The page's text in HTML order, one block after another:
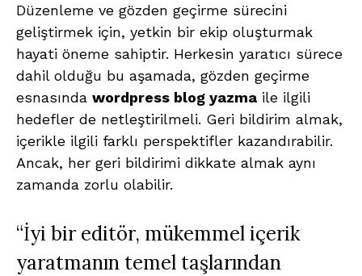
Düzenleme ve gözden geçirme sürecini
geliştirmek için, yetkin bir ekip oluşturmak
hayati öneme sahiptir. Herkesin yaratıcı sürece
dahil olduğu bu aşamada, gözden geçirme
esnasında wordpress blog yazma ile ilgili
hedefler de netleştirilmeli. Geri bildirim almak,
içerikle ilgili farklı perspektifler kazandırabilir.
Ancak, her geri bildirimi dikkate almak aynı
zamanda zorlu olabilir.
“İyi bir editör, mükemmel içerik
yaratmanın temel taşlarından